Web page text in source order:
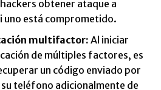
obtener ataque a
uno está comprometido.
multifactor: Al iniciar
de múltiples factores, es
un código enviado por
teléfono adicionalmente de